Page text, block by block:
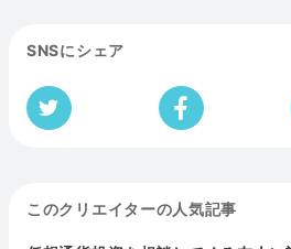
SNSにシェア
このクリエイターの人気記事